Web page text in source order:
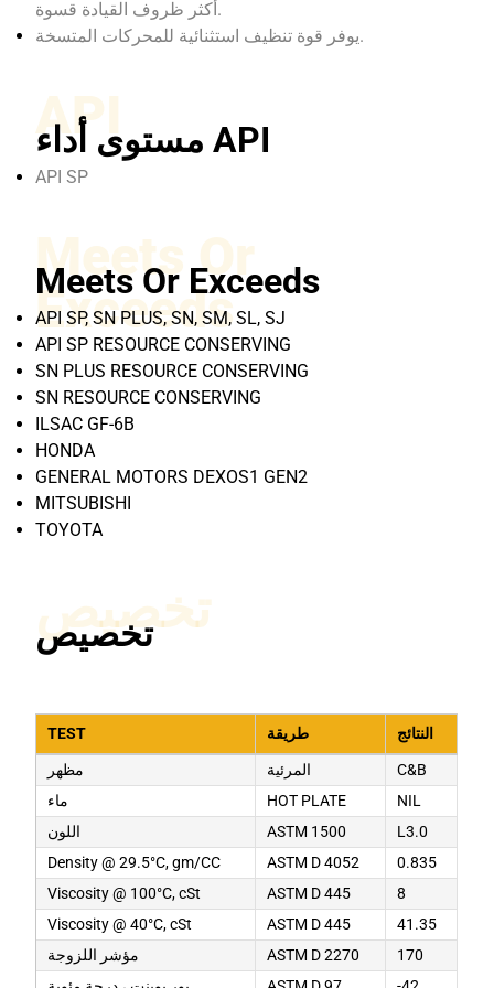
أكثر ظروف القيادة قسوة.
يوفر قوة تنظيف استثنائية للمحركات المتسخة.
API مستوى أداء API
API SP
Meets Or
Exceeds
Meets Or Exceeds
API SP, SN PLUS, SN, SM, SL, SJ
API SP RESOURCE CONSERVING
SN PLUS RESOURCE CONSERVING
SN RESOURCE CONSERVING
ILSAC GF-6B
HONDA
GENERAL MOTORS DEXOS1 GEN2
MITSUBISHI
TOYOTA
تخصيص
تخصيص
TEST طريقة النتائج
مظهر المرئية
C&B
ماء
HOT PLATE
NIL
اللون
ASTM 1500
L3.0
Density @ 29.5°C, gm/CC
ASTM D 4052
0.835
Viscosity @ 100°C, cSt
ASTM D 445
8
Viscosity @ 40°C, cSt
ASTM D 445
41.35
مؤشر اللزوجة
ASTM D 2270
170